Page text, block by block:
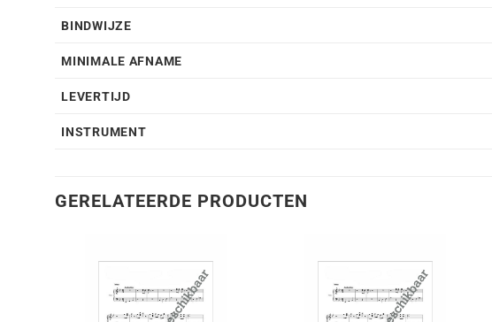
BINDWIJZE
MINIMALE AFNAME
LEVERTIJD
INSTRUMENT
GERELATEERDE PRODUCTEN